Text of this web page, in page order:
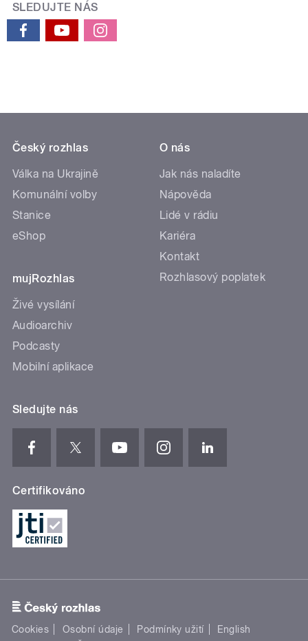
SLEDUJTE NÁS
Český rozhlas
Válka na Ukrajině
Komunální volby
Stanice
eShop
mujRozhlas
Živé vysílání
Audioarchiv
Podcasty
Mobilní aplikace
O nás
Jak nás naladíte
Nápověda
Lidé v rádiu
Kariéra
Kontakt
Rozhlasový poplatek
Sledujte nás
Certifikováno
Cookies Osobní údaje Podmínky užití
English